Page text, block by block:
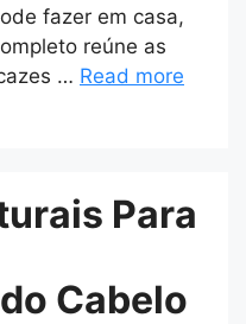
fazer em casa,
reúne as
… Read more
Para
Cabelo